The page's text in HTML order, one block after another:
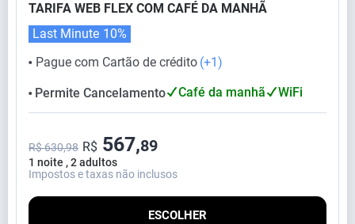
TARIFA WEB FLEX COM CAFÉ DA MANHÃ
⬤ Pague com Cartão de crédito (+1)
Last Minute 10%
⬤ Permite Cancelamento Café da manhã WiFi
1 noite , 2 adultos
R$ 630,98 R$ 567,89
Impostos e taxas não inclusos
ESCOLHER